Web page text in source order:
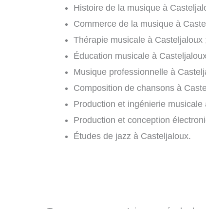
Histoire de la musique à
Commerce de la musique à
Thérapie musicale à Casteljaloux
Éducation musicale à
Musique professionnelle à
Composition de chansons à
Production et ingénierie musicale
Production et conception
Études de jazz à Casteljaloux.